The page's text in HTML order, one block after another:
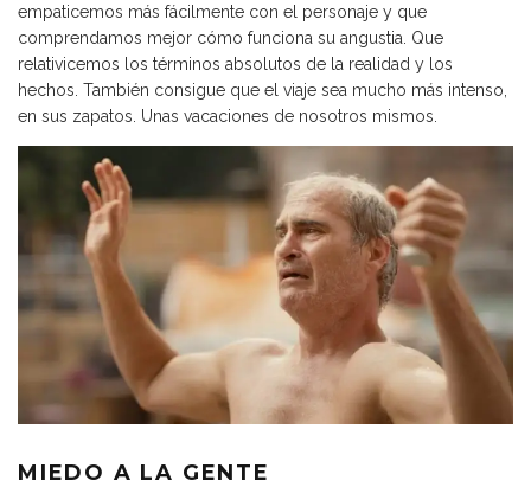
empaticemos más fácilmente con el personaje y que
comprendamos mejor cómo funciona su angustia. Que
relativicemos los términos absolutos de la realidad y los
hechos. También consigue que el viaje sea mucho más intenso,
en sus zapatos. Unas vacaciones de nosotros mismos.
MIEDO A LA GENTE